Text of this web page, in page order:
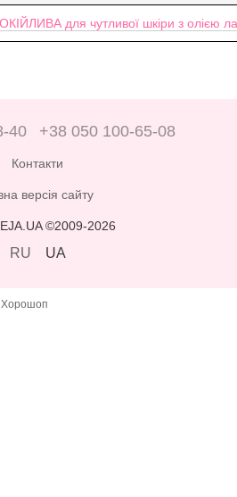
для чутливої шкіри з олією
40 +38 050 100-65-08
Контакти
версія сайту
©2009-2026
RU UA
Хорошоп